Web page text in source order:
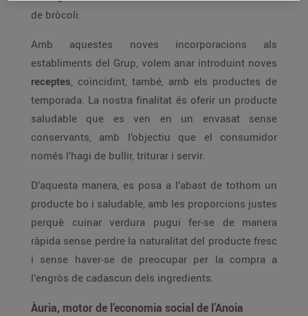
de bròcoli.
Amb aquestes noves incorporacions als
establiments del Grup, volem anar introduint noves
receptes, coincidint, també, amb els productes de
temporada. La nostra finalitat és oferir un producte
saludable que es ven en un envasat sense
conservants, amb l’objectiu que el consumidor
només l’hagi de bullir, triturar i servir.
D’aquesta manera, es posa a l’abast de tothom un
producte bo i saludable, amb les proporcions justes
perquè cuinar verdura pugui fer-se de manera
ràpida sense perdre la naturalitat del producte fresc
i sense haver-se de preocupar per la compra a
l’engròs de cadascun dels ingredients.
Àuria, motor de l’economia social de l’Anoia